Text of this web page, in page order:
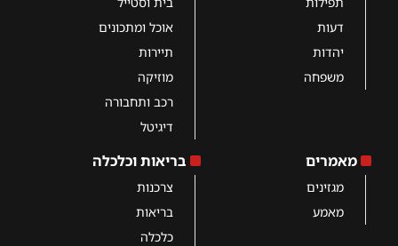
דעות
יהדות
משפחה
אוכל ומתכונים
תיירות
מוזיקה
רכב ותחבורה
דיגיטל
מאמרים
מגזינים
מאמע
בריאות וכלכלה
צרכנות
בריאות
כלכלה